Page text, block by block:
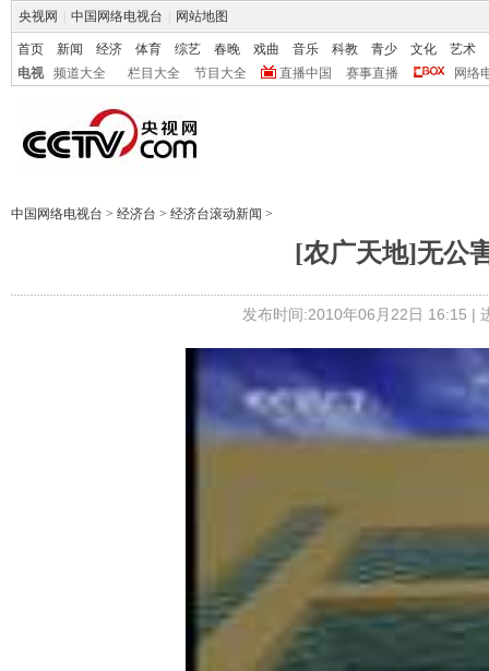
央视网 中国网络电视台 网站地图
首页 新闻 经济 体育 综艺 春晚 戏曲 音乐 科教 青少 文化
艺术
电视
频道大全 栏目大全 节目大全 直播中国 赛事直播 网络
中国网络电视台 > 经济台 > 经济台滚动新闻 >
[农广天地]无公
发布时间:2010年06月22日 16:15 |